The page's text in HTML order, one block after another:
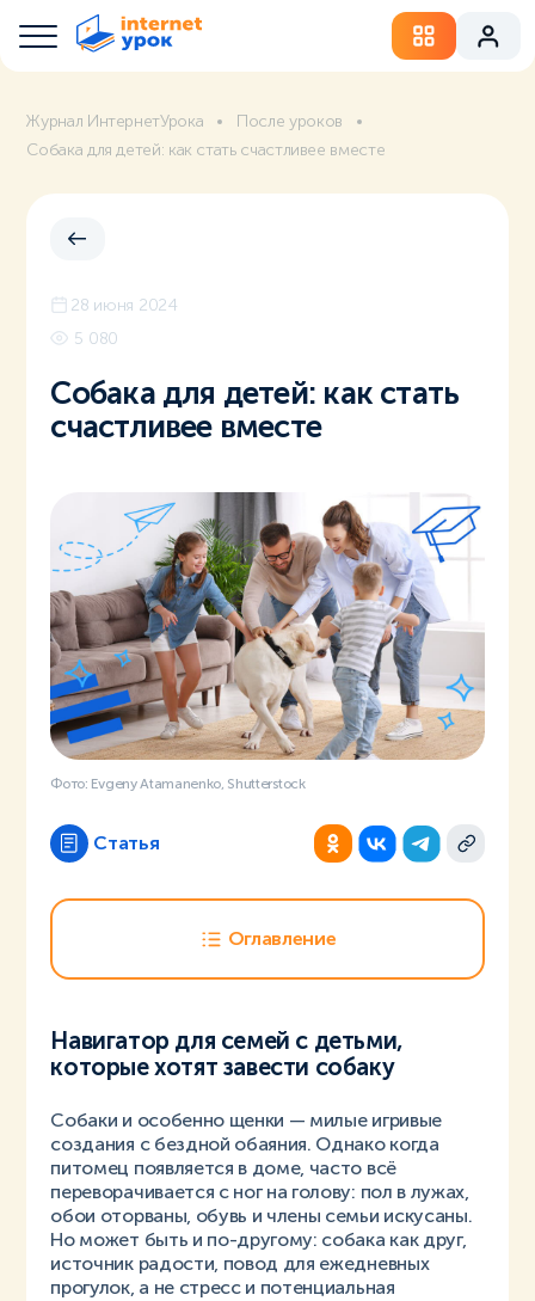
Журнал ИнтернетУрока
После уроков
Собака для детей: как стать счастливее вместе
28 июня 2024
5 080
Собака для детей: как стать
счастливее вместе
Фото: Evgeny Atamanenko, Shutterstock
Статья
Оглавление
Навигатор для семей с детьми,
которые хотят завести собаку
Собаки и особенно щенки — милые игривые
создания с бездной обаяния. Однако когда
питомец появляется в доме, часто всё
переворачивается с ног на голову: пол в лужах,
обои оторваны, обувь и члены семьи искусаны.
Но может быть и по-другому: собака как друг,
источник радости, повод для ежедневных
прогулок, а не стресс и потенциальная